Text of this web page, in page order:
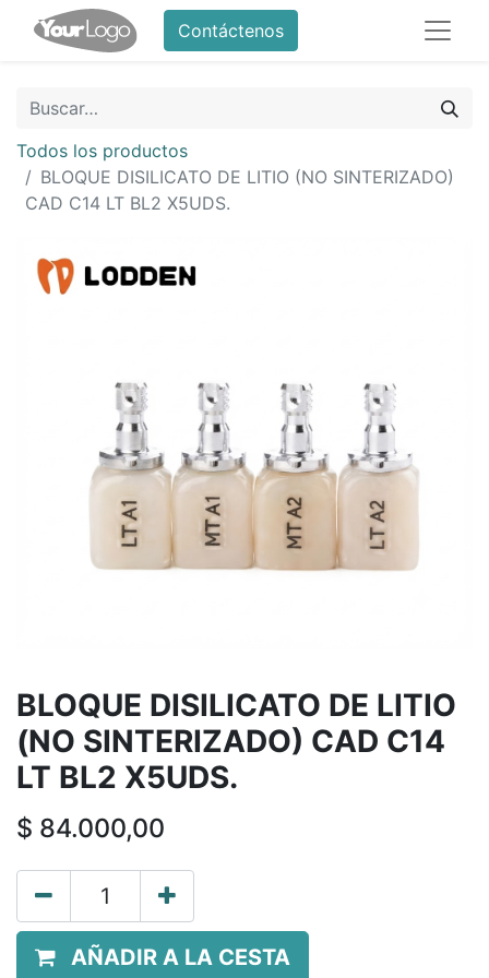
Contáctenos
Todos los productos
BLOQUE DISILICATO DE LITIO (NO SINTERIZADO)
CAD C14 LT BL2 X5UDS.
BLOQUE DISILICATO DE LITIO
(NO SINTERIZADO) CAD C14
LT BL2 X5UDS.
$ 84.000,00
AÑADIR A LA CESTA